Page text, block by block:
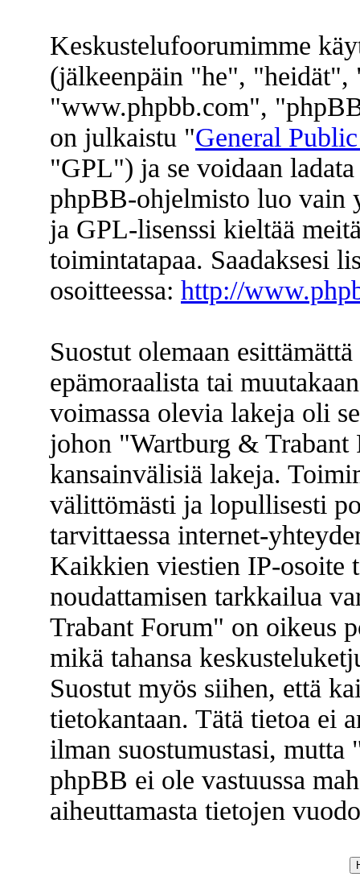
Keskustelufoorumimme
(jälkeenpäin "he",
"www.phpbb.com",
on julkaistu "General
"GPL") ja se voidaan
phpBB-ohjelmisto luo vain
ja GPL-lisenssi kieltää
toimintatapaa. Saadaksesi
osoitteessa: http://
Suostut olemaan
epämoraalista tai
voimassa olevia lakeja oli
johon "Wartburg &
kansainvälisiä lakeja.
välittömästi ja lopullisesti
tarvittaessa internet-
Kaikkien viestien IP-osoite
noudattamisen tarkkailua
Trabant Forum" on oikeus
mikä tahansa
Suostut myös siihen, että
tietokantaan. Tätä tietoa ei
ilman suostumustasi,
phpBB ei ole vastuussa
aiheuttamasta tietojen